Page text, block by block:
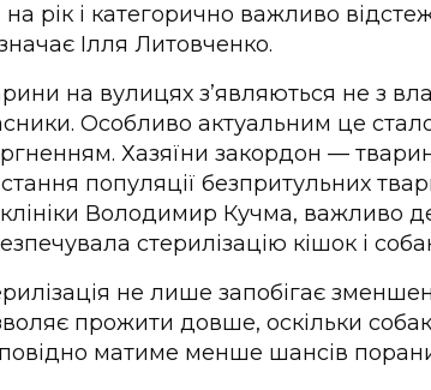
на рік і категорично важливо
Ілля Литовченко.
на вулицях з’являються не з
Особливо актуальним це
Хазяїни закордон —
популяції безпритульних
Володимир Кучма, важливо
стерилізацію кішок і
не лише запобігає
прожити довше, оскільки
матиме менше шансів